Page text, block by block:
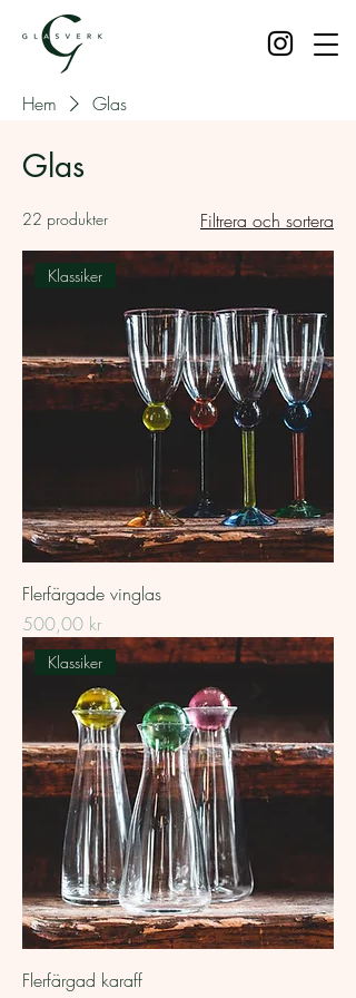
Hem Glas
Glas
22 produkter Filtrera och sortera
Klassiker
Flerfärgade vinglas
Pris
500,00 kr
Klassiker
Flerfärgad karaff